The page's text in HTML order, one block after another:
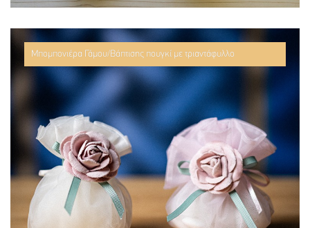
Μπομπονιέρα Γάμου/Βάπτισης πουγκί με τριαντάφυλλο